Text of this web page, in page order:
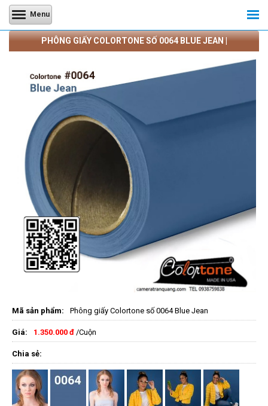
Menu
PHÔNG GIẤY COLORTONE SỐ 0064 BLUE JEAN |
Mã sản phẩm: Phông giấy Colortone số 0064 Blue Jean
Giá: 1.350.000 đ /Cuộn
Chia sẻ: